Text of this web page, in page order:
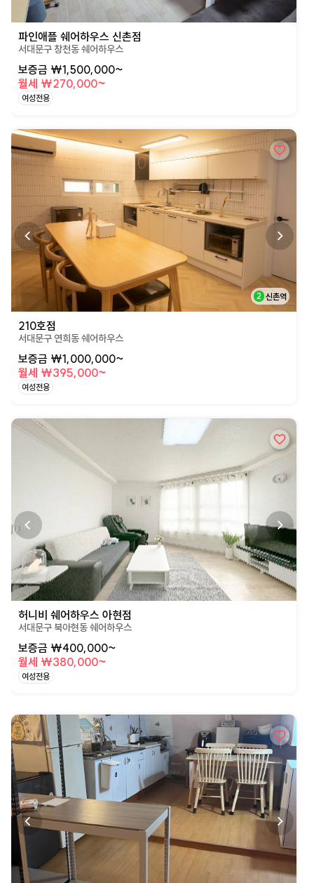
파인애플 쉐어하우스 신촌점
서대문구 창천동 쉐어하우스
보증금 ₩1,500,000~
월세 ₩270,000~
여성전용
2 신촌역
210호점
서대문구 연희동 쉐어하우스
보증금 ₩1,000,000~
월세 ₩395,000~
여성전용
상세페이지로 이동
허니비 쉐어하우스 아현점
서대문구 북아현동 쉐어하우스
보증금 ₩400,000~
월세 ₩380,000~
여성전용
상세페이지로 이동
상세페이지로 이동